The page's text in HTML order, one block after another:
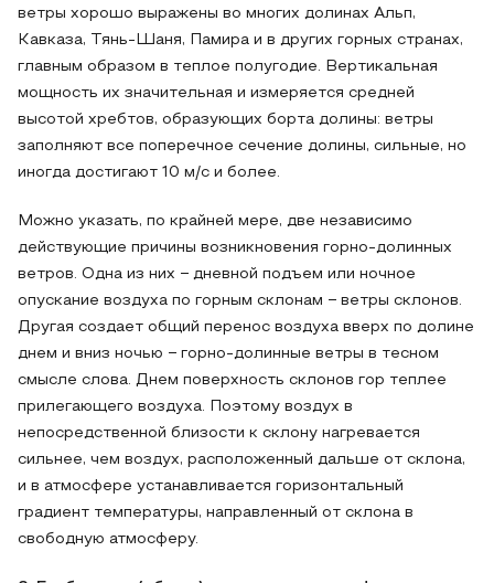
ветры хорошо выражены во многих долинах Альп,
Кавказа, Тянь-Шаня, Памира и в других горных странах,
главным образом в теплое полугодие. Вертикальная
мощность их значительная и измеряется средней
высотой хребтов, образующих борта долины: ветры
заполняют все поперечное сечение долины, сильные, но
иногда достигают 10 м/с и более.
Можно указать, по крайней мере, две независимо
действующие причины возникновения горно-долинных
ветров. Одна из них − дневной подъем или ночное
опускание воздуха по горным склонам − ветры склонов.
Другая создает общий перенос воздуха вверх по долине
днем и вниз ночью − горно-долинные ветры в тесном
смысле слова. Днем поверхность склонов гор теплее
прилегающего воздуха. Поэтому воздух в
непосредственной близости к склону нагревается
сильнее, чем воздух, расположенный дальше от склона,
и в атмосфере устанавливается горизонтальный
градиент температуры, направленный от склона в
свободную атмосферу.